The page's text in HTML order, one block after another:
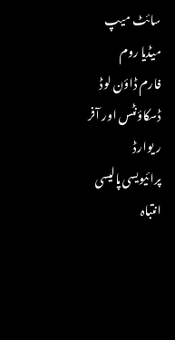
سائٹ میپ
میڈیا روم
فارم ڈاؤن لوڈ
ڈسکاؤنٹس اور آفر
ریوارڈ
پرائیویسی پالیسی
انتباہ